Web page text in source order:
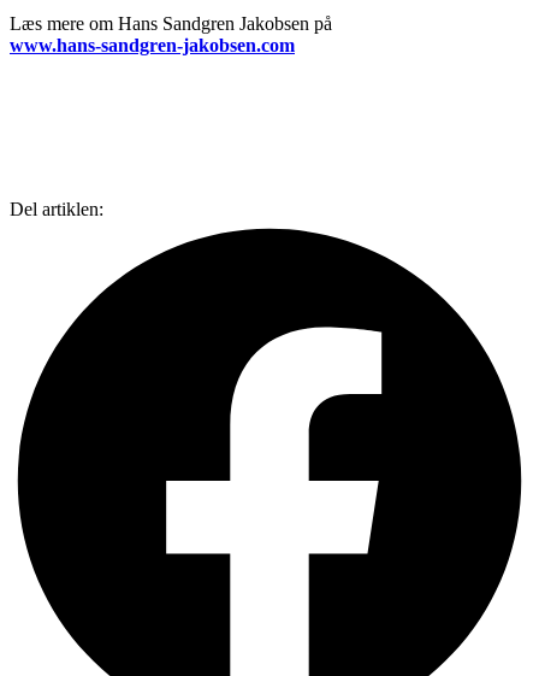
Læs mere om Hans Sandgren Jakobsen på
www.hans-sandgren-jakobsen.com
Del artiklen: